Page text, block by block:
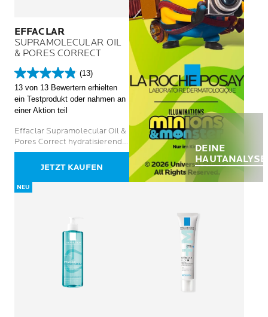
EFFACLAR
SUPRAMOLECULAR OIL
& PORES CORRECT
(13)
4.8
von
5
Sternen.
Bewertungen
13 von 13 Bewertern erhielten
ein Testprodukt oder nahmen an
einer Aktion teil
Effaclar Supramolecular Oil &
Pores Correct hydratisierende
Pflege verfeinert die Poren &
reguliert überschüssigen Talg.
JETZT KAUFEN
DEINE
HAUTANALYSE
NEU